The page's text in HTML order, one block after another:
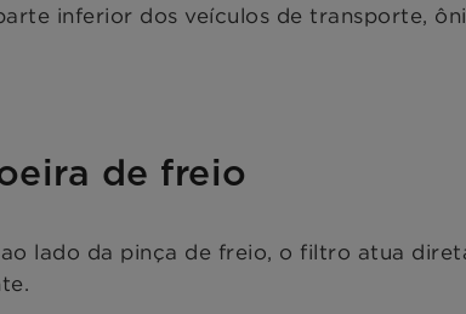
inferior dos veículos de transporte,
de freio
lado da pinça de freio, o filtro atua